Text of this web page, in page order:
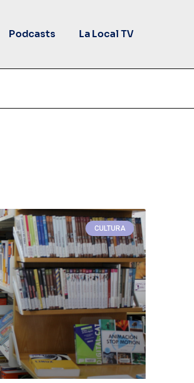
Podcasts La Local TV
CULTURA